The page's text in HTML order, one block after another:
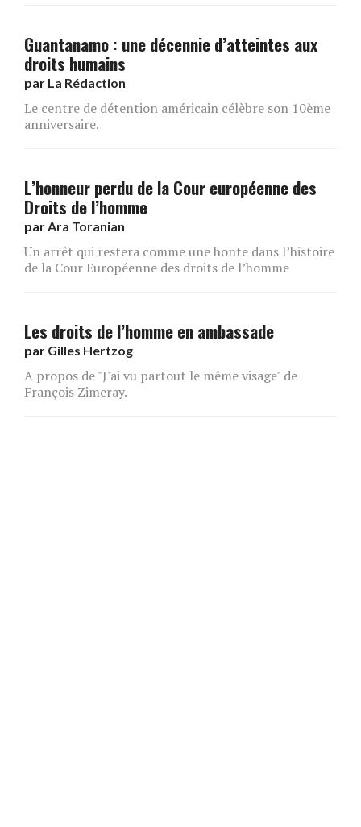
Guantanamo : une décennie d’atteintes aux
droits humains
par La Rédaction
Le centre de détention américain célèbre son 10ème
anniversaire.
L’honneur perdu de la Cour européenne des
Droits de l’homme
parAra Toranian
Un arrêt qui restera comme une honte dans l’histoire
de la Cour Européenne des droits de l’homme
Les droits de l’homme en ambassade
par Gilles Hertzog
A propos de "J'ai vu partout le même visage" de
François Zimeray.